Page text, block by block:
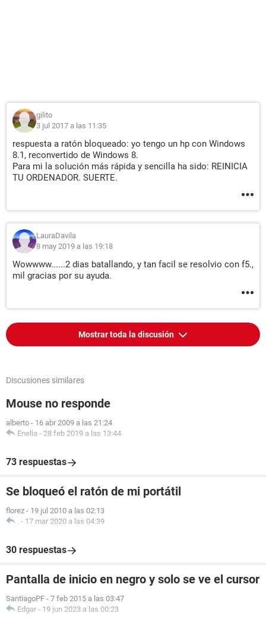
gilito
3 jul 2017 a las 11:35
respuesta a ratón bloqueado: yo tengo un hp con Windows
8.1, reconvertido de Windows 8.
Para mi la solución más rápida y sencilla ha sido: REINICIA
TU ORDENADOR. SUERTE.
LauraDavila
8 may 2019 a las 19:18
Wowwww......2 dias batallando, y tan facil se resolvio con f5.,
mil gracias por su ayuda.
Mostrar toda la discusión
Discusiones similares
Mouse no responde
alberto - 16 abr 2009 a las 21:24
Enelia - 28 feb 2019 a las 13:44
73 respuestas
Se bloqueó el ratón de mi portátil
florez - 19 jul 2010 a las 02:13
. - 17 mar 2020 a las 04:39
30 respuestas
Pantalla de inicio en negro y solo se ve el cursor
SantiagoPF - 7 feb 2015 a las 03:47
Edgar - 19 jun 2023 a las 00:23